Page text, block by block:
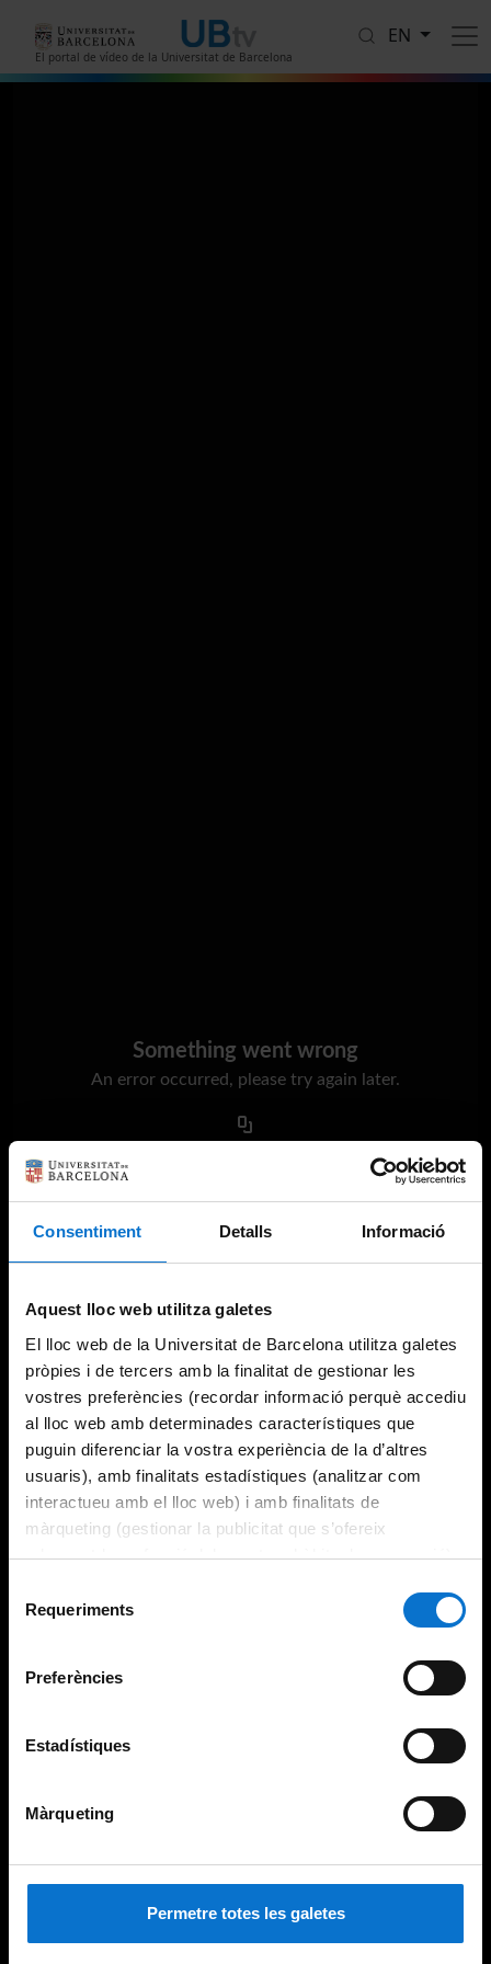
Consentiment Detalls Informació
Aquest lloc web utilitza galetes
El lloc web de la Universitat de Barcelona utilitza galetes
pròpies i de tercers amb la finalitat de gestionar les
vostres preferències (recordar informació perquè accediu
al lloc web amb determinades característiques que
puguin diferenciar la vostra experiència de la d’altres
usuaris), amb finalitats estadístiques (analitzar com
interactueu amb el lloc web) i amb finalitats de
màrqueting (gestionar la publicitat que s’ofereix
adequant-la en funció dels vostres hàbits de navegació).
consultar laPolítica de galetes del lloc web de la
Requeriments
Preferències
Estadístiques
Màrqueting
Permetre totes les galetes
El portal de vídeo de la Universitat de Barcelona
EN
Something went wrong
An error occurred, please try again later.